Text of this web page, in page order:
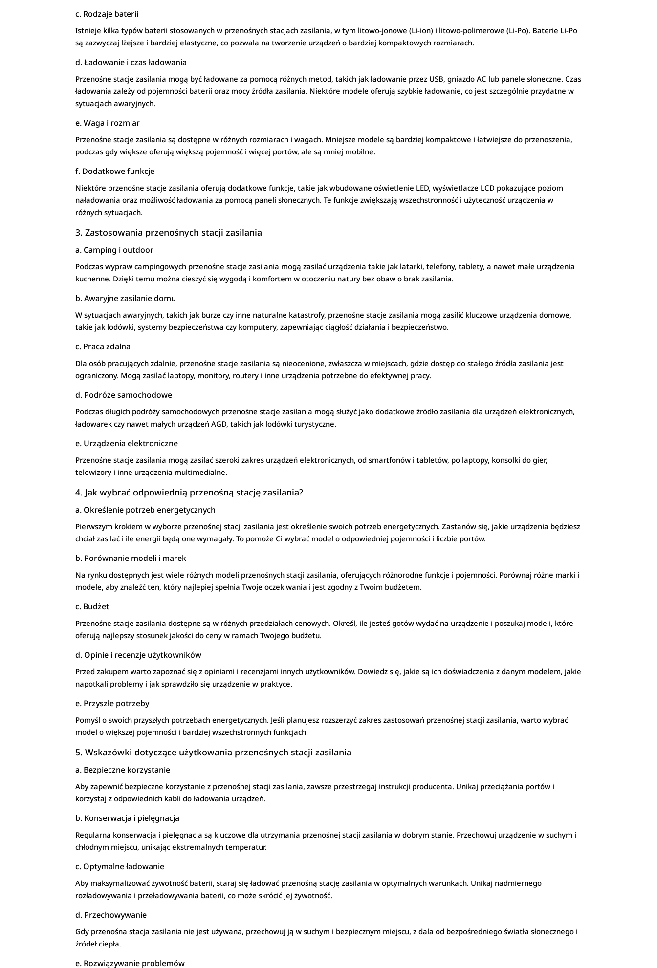
c. Rodzaje baterii
Istnieje kilka typów baterii stosowanych w przenośnych stacjach zasilania, w tym litowo-jonowe (Li-ion) i litowo-polimerowe (Li-Po). Baterie Li-Po
są zazwyczaj lżejsze i bardziej elastyczne, co pozwala na tworzenie urządzeń o bardziej kompaktowych rozmiarach.
d. Ładowanie i czas ładowania
Przenośne stacje zasilania mogą być ładowane za pomocą różnych metod, takich jak ładowanie przez USB, gniazdo AC lub panele słoneczne. Czas
ładowania zależy od pojemności baterii oraz mocy źródła zasilania. Niektóre modele oferują szybkie ładowanie, co jest szczególnie przydatne w
sytuacjach awaryjnych.
e. Waga i rozmiar
Przenośne stacje zasilania są dostępne w różnych rozmiarach i wagach. Mniejsze modele są bardziej kompaktowe i łatwiejsze do przenoszenia,
podczas gdy większe oferują większą pojemność i więcej portów, ale są mniej mobilne.
f. Dodatkowe funkcje
Niektóre przenośne stacje zasilania oferują dodatkowe funkcje, takie jak wbudowane oświetlenie LED, wyświetlacze LCD pokazujące poziom
naładowania oraz możliwość ładowania za pomocą paneli słonecznych. Te funkcje zwiększają wszechstronność i użyteczność urządzenia w
różnych sytuacjach.
3. Zastosowania przenośnych stacji zasilania
a. Camping i outdoor
Podczas wypraw campingowych przenośne stacje zasilania mogą zasilać urządzenia takie jak latarki, telefony, tablety, a nawet małe urządzenia
kuchenne. Dzięki temu można cieszyć się wygodą i komfortem w otoczeniu natury bez obaw o brak zasilania.
b. Awaryjne zasilanie domu
W sytuacjach awaryjnych, takich jak burze czy inne naturalne katastrofy, przenośne stacje zasilania mogą zasilić kluczowe urządzenia domowe,
takie jak lodówki, systemy bezpieczeństwa czy komputery, zapewniając ciągłość działania i bezpieczeństwo.
c. Praca zdalna
Dla osób pracujących zdalnie, przenośne stacje zasilania są nieocenione, zwłaszcza w miejscach, gdzie dostęp do stałego źródła zasilania jest
ograniczony. Mogą zasilać laptopy, monitory, routery i inne urządzenia potrzebne do efektywnej pracy.
d. Podróże samochodowe
Podczas długich podróży samochodowych przenośne stacje zasilania mogą służyć jako dodatkowe źródło zasilania dla urządzeń elektronicznych,
ładowarek czy nawet małych urządzeń AGD, takich jak lodówki turystyczne.
e. Urządzenia elektroniczne
Przenośne stacje zasilania mogą zasilać szeroki zakres urządzeń elektronicznych, od smartfonów i tabletów, po laptopy, konsolki do gier,
telewizory i inne urządzenia multimedialne.
4. Jak wybrać odpowiednią przenośną stację zasilania?
a. Określenie potrzeb energetycznych
Pierwszym krokiem w wyborze przenośnej stacji zasilania jest określenie swoich potrzeb energetycznych. Zastanów się, jakie urządzenia będziesz
chciał zasilać i ile energii będą one wymagały. To pomoże Ci wybrać model o odpowiedniej pojemności i liczbie portów.
b. Porównanie modeli i marek
Na rynku dostępnych jest wiele różnych modeli przenośnych stacji zasilania, oferujących różnorodne funkcje i pojemności. Porównaj różne marki i
modele, aby znaleźć ten, który najlepiej spełnia Twoje oczekiwania i jest zgodny z Twoim budżetem.
c. Budżet
Przenośne stacje zasilania dostępne są w różnych przedziałach cenowych. Określ, ile jesteś gotów wydać na urządzenie i poszukaj modeli, które
oferują najlepszy stosunek jakości do ceny w ramach Twojego budżetu.
d. Opinie i recenzje użytkowników
Przed zakupem warto zapoznać się z opiniami i recenzjami innych użytkowników. Dowiedz się, jakie są ich doświadczenia z danym modelem, jakie
napotkali problemy i jak sprawdziło się urządzenie w praktyce.
e. Przyszłe potrzeby
Pomyśl o swoich przyszłych potrzebach energetycznych. Jeśli planujesz rozszerzyć zakres zastosowań przenośnej stacji zasilania, warto wybrać
model o większej pojemności i bardziej wszechstronnych funkcjach.
5. Wskazówki dotyczące użytkowania przenośnych stacji zasilania
a. Bezpieczne korzystanie
Aby zapewnić bezpieczne korzystanie z przenośnej stacji zasilania, zawsze przestrzegaj instrukcji producenta. Unikaj przeciążania portów i
korzystaj z odpowiednich kabli do ładowania urządzeń.
b. Konserwacja i pielęgnacja
Regularna konserwacja i pielęgnacja są kluczowe dla utrzymania przenośnej stacji zasilania w dobrym stanie. Przechowuj urządzenie w suchym i
chłodnym miejscu, unikając ekstremalnych temperatur.
c. Optymalne ładowanie
Aby maksymalizować żywotność baterii, staraj się ładować przenośną stację zasilania w optymalnych warunkach. Unikaj nadmiernego
rozładowywania i przeładowywania baterii, co może skrócić jej żywotność.
d. Przechowywanie
Gdy przenośna stacja zasilania nie jest używana, przechowuj ją w suchym i bezpiecznym miejscu, z dala od bezpośredniego światła słonecznego i
źródeł ciepła.
e. Rozwiązywanie problemów